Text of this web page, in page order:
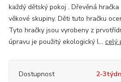
každý dětský pokoj . Dřevěná
věkové skupiny. Děti tuto hračku
Tyto hračky jsou vyrobeny z
úpravu je použitý ekologický l... celý
Dostupnost 2-